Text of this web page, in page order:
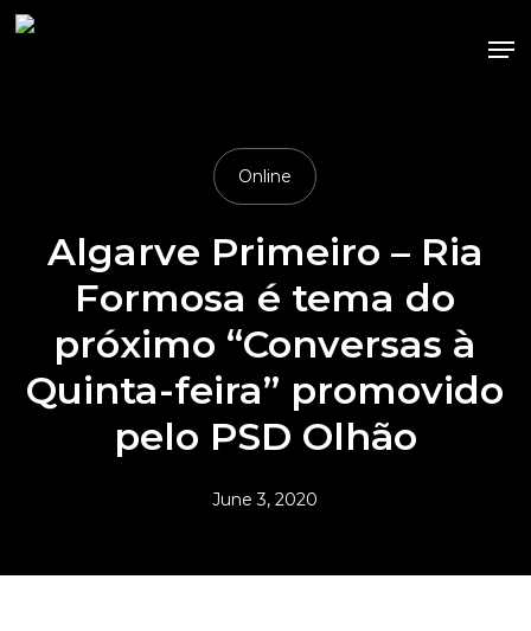
Skip
Online
Algarve Primeiro – Ria
Formosa é tema do
próximo “Conversas à
Quinta-feira” promovido
pelo PSD Olhão
June 3, 2020